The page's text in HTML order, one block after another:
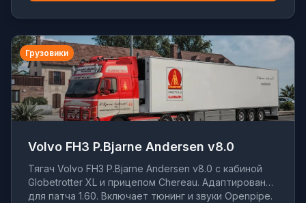
Грузовики
Volvo FH3 P.Bjarne Andersen v8.0
Тягач Volvo FH3 P.Bjarne Andersen v8.0 с кабиной
Globetrotter XL и прицепом Chereau. Адаптирован
для патча 1.60. Включает тюнинг и звуки Openpipe.